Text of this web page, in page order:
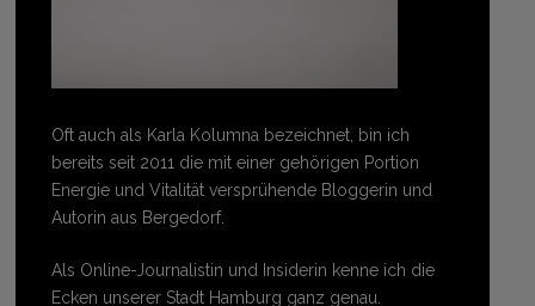
Oft auch als Karla Kolumna bezeichnet, bin ich
bereits seit 2011 die mit einer gehörigen Portion
Energie und Vitalität versprühende Bloggerin und
Autorin aus Bergedorf.
Als Online-Journalistin und Insiderin kenne ich die
Ecken unserer Stadt Hamburg ganz genau.